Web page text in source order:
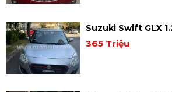
Suzuki Swift GLX
365 Triệu